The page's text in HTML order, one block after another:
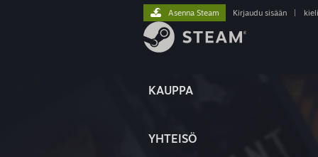
KAUPPA
YHTEISÖ
Asenna Steam Kirjaudu sisään kieli